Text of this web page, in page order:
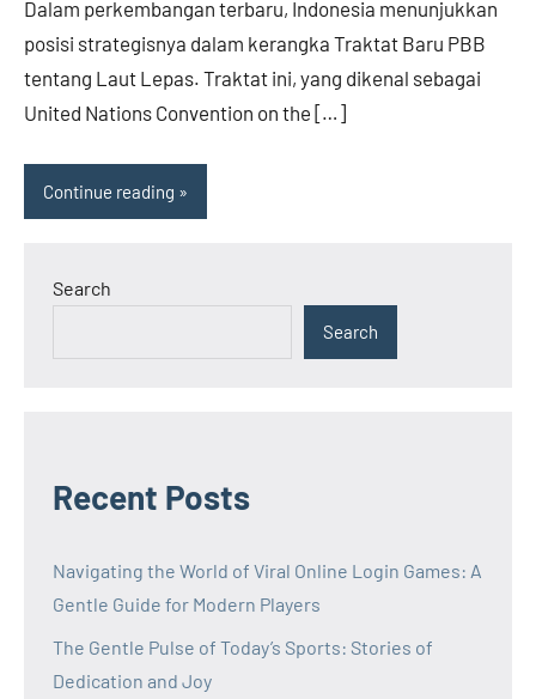
Dalam perkembangan terbaru, Indonesia menunjukkan
posisi strategisnya dalam kerangka Traktat Baru PBB
tentang Laut Lepas. Traktat ini, yang dikenal sebagai
United Nations Convention on the […]
Continue reading
Search
Search
Recent Posts
Navigating the World of Viral Online Login Games: A
Gentle Guide for Modern Players
The Gentle Pulse of Today’s Sports: Stories of
Dedication and Joy